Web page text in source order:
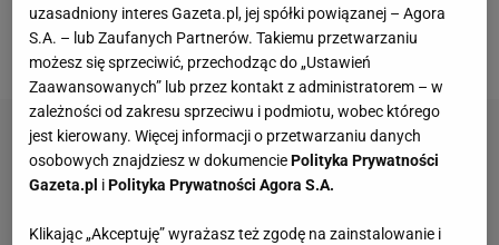
trzysetowe starcia. W półfinale 6:4, 6:7(5), 6:2
pokonała Coco Gauff.
uzasadniony interes Gazeta.pl, jej spółki powiązanej – Agora
S.A. – lub Zaufanych Partnerów. Takiemu przetwarzaniu
możesz się sprzeciwić, przechodząc do „Ustawień
Zaawansowanych” lub przez kontakt z administratorem – w
zależności od zakresu sprzeciwu i podmiotu, wobec którego
jest kierowany. Więcej informacji o przetwarzaniu danych
osobowych znajdziesz w dokumenciePolityka Prywatności
Gazeta.pl iPolityka Prywatności Agora S.A.
Klikając „Akceptuję” wyrażasz też zgodę na zainstalowanie i